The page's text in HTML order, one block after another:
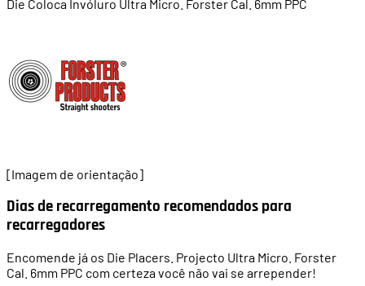
Die Coloca Invóluro Ultra Micro. Forster Cal. 6mm PPC
[Imagem de orientação]
Dias de recarregamento recomendados para
recarregadores
Encomende já os Die Placers. Projecto Ultra Micro. Forster
Cal. 6mm PPC com certeza você não vai se arrepender!